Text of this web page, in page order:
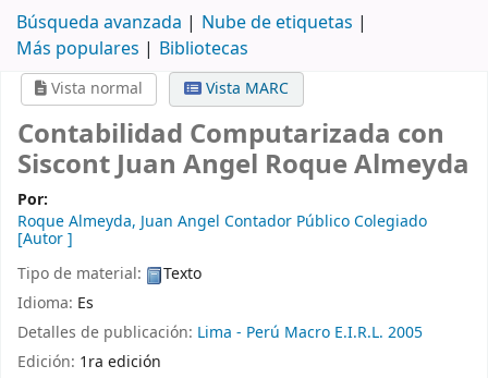
Búsqueda avanzada
Nube de etiquetas
Más populares
Bibliotecas
Vista normal Vista MARC
Contabilidad Computarizada con
SiscontJuan Angel Roque Almeyda
Por:
Roque Almeyda, Juan Angel Contador Público Colegiado
[Autor ]
Tipo de material:
Texto
Idioma: Es
Detalles de publicación: Lima - Perú Macro E.I.R.L. 2005
Edición: 1ra edición